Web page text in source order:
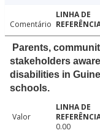
Comentário
Parents,
stakeholders
disabilities in
schools.
Valor
0.00